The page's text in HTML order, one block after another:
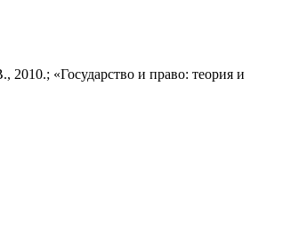
«Государство и право: теория и